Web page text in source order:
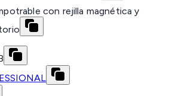
con rejilla magnética y